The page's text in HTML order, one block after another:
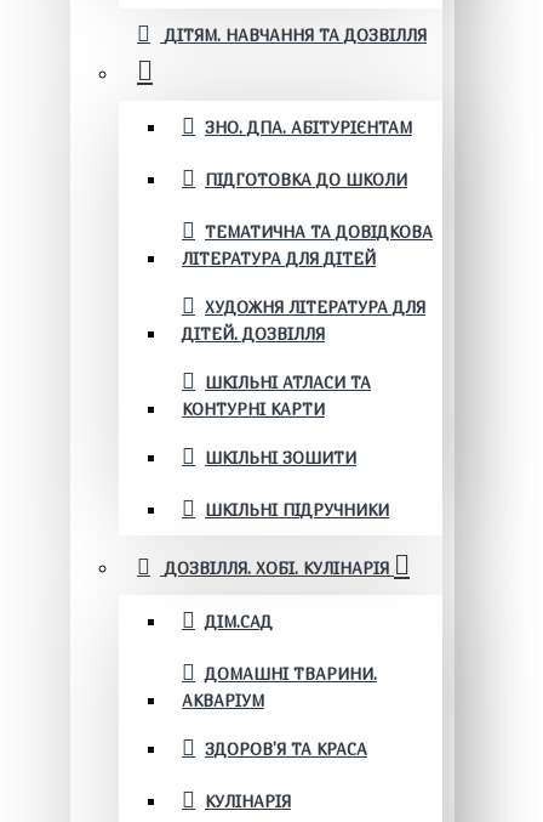
ДІТЯМ. НАВЧАННЯ ТА ДОЗВІЛЛЯ
ЗНО. ДПА. АБІТУРІЄНТАМ
ПІДГОТОВКА ДО ШКОЛИ
ТЕМАТИЧНА ТА ДОВІДКОВА
ЛІТЕРАТУРА ДЛЯ ДІТЕЙ
ХУДОЖНЯ ЛІТЕРАТУРА ДЛЯ
ДІТЕЙ. ДОЗВІЛЛЯ
ШКІЛЬНІ АТЛАСИ ТА
КОНТУРНІ КАРТИ
ШКІЛЬНІ ЗОШИТИ
ШКІЛЬНІ ПІДРУЧНИКИ
ДОЗВІЛЛЯ. ХОБІ. КУЛІНАРІЯ
ДІМ.САД
ДОМАШНІ ТВАРИНИ.
АКВАРІУМ
ЗДОРОВ'Я ТА КРАСА
КУЛІНАРІЯ